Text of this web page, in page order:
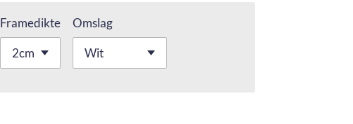
Framedikte Omslag